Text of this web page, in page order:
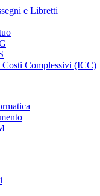
e Libretti
Costi Complessivi (ICC)